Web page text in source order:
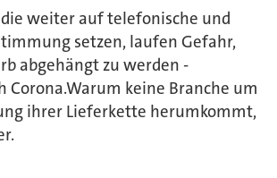
weiter auf telefonische und
setzen, laufen Gefahr,
abgehängt zu werden -
Corona.Warum keine Branche um
ihrer Lieferkette herumkommt,